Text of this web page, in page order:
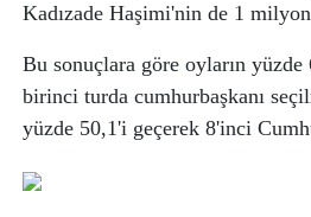
Kadızade Haşimi'nin de 1 milyon
Bu sonuçlara göre oyların
birinci turda cumhurbaşkanı
yüzde 50,1'i geçerek 8'inci